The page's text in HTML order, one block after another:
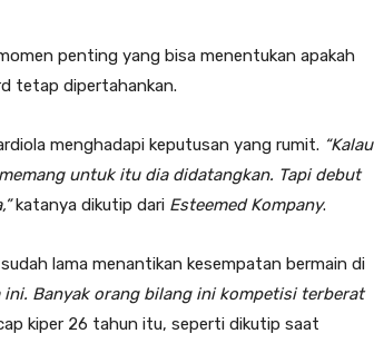
penting yang bisa menentukan apakah
tetap dipertahankan.
menghadapi keputusan yang rumit. “Kalau
untuk itu dia didatangkan. Tapi debut
katanya dikutip dari Esteemed Kompany.
lama menantikan kesempatan bermain di
ini. Banyak orang bilang ini kompetisi terberat
kiper 26 tahun itu, seperti dikutip saat